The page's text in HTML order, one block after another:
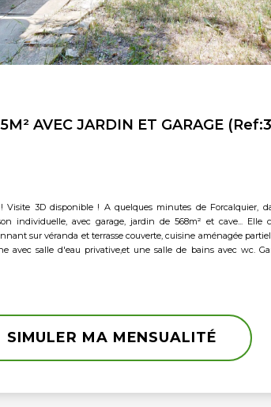
AVEC JARDIN ET GARAGE
dans le charmant village de Mane, coeur de la Haute
individuelle, avec garage, jardin de 568m² et cave... Elle
sur véranda et terrasse couverte, cuisine aménagée
avec salle d'eau privative,et une salle de bains avec wc.
SIMULER MA MENSUALITÉ